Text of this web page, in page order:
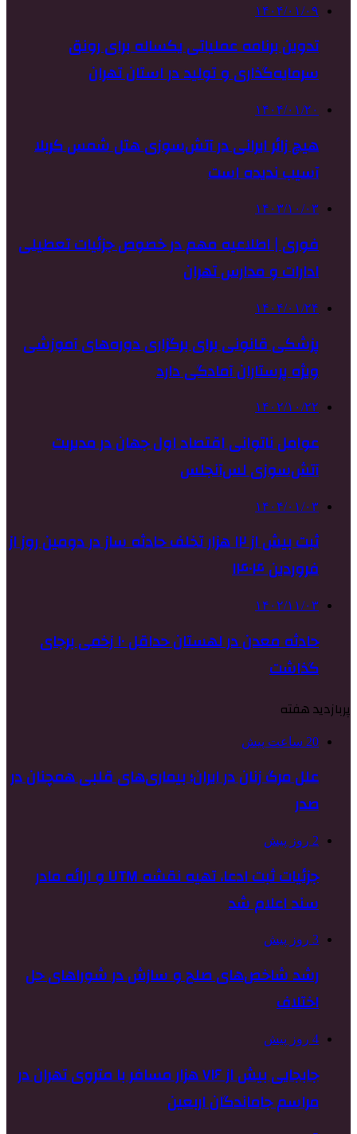
۱۴۰۴/۰۱/۰۹
تدوین برنامه عملیاتی یکساله برای رونق
سرمایه‌گذاری و تولید در استان تهران
۱۴۰۴/۰۱/۲۰
هیچ زائر ایرانی در آتش‌سوزی هتل شمس کربلا
آسیب ندیده است
۱۴۰۳/۱۰/۰۳
فوری | اطلاعیه مهم در خصوص جزئیات تعطیلی
ادارات و مدارس تهران
۱۴۰۴/۰۱/۲۴
پزشکی قانونی برای برگزاری دوره‌های آموزشی
ویژه پرستاران آمادگی دارد
۱۴۰۲/۱۰/۲۲
عوامل ناتوانی اقتصاد اول جهان در مدیریت
آتش‌سوزی لس‌آنجلس
۱۴۰۴/۰۱/۰۳
ثبت بیش از ۱۲ هزار تخلف حادثه ساز در دومین روز از
فروردین ۱۴۰۴
۱۴۰۲/۱۱/۰۳
حادثه معدن در لهستان حداقل ۱۰ زخمی برجای
گذاشت
پربازدید هفته
20 ساعت پیش
علل مرگ زنان در ایران؛ بیماری‌های قلبی همچنان در
صدر
2 روز پیش
جزئیات ثبت ادعا، تهیه نقشه UTM و ارائه مادر
سند اعلام شد
3 روز پیش
رشد شاخص‌های صلح و سازش در شوراهای حل
اختلاف
4 روز پیش
جابجایی بیش از ۷۱۶ هزار مسافر با متروی تهران در
مراسم جاماندگان اربعین